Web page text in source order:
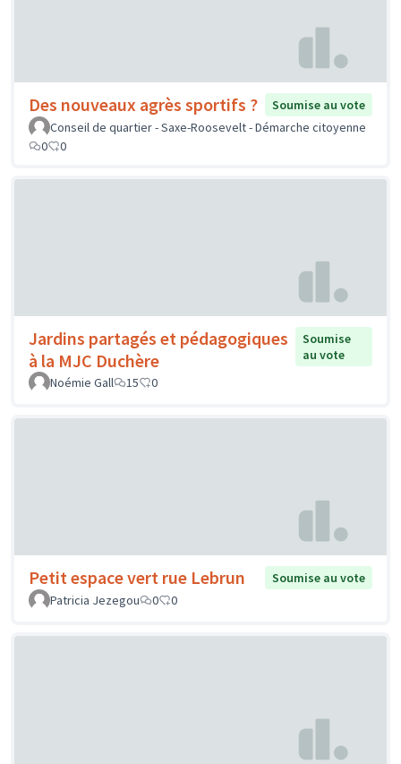
Des nouveaux agrès sportifs ?
Soumise au vote
Conseil de quartier - Saxe-Roosevelt - Démarche citoyenne
0
0
Jardins partagés et pédagogiques
à la MJC Duchère
Soumise
au vote
Noémie Gall
15 0
Petit espace vert rue Lebrun
Soumise au vote
Patricia Jezegou
0 0